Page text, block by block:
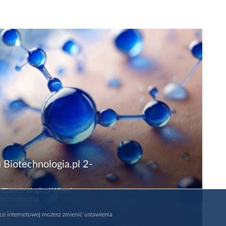
2-
Więcej
internetowej możesz zmienić ustawienia